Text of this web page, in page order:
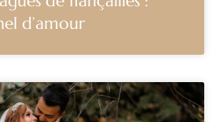
d’amour